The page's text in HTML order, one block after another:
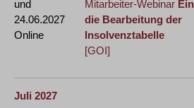
und
24.06.2027
Online
Mitarbeiter-Webinar
die Bearbeitung der
Insolvenztabelle
[GOI]
Juli 2027